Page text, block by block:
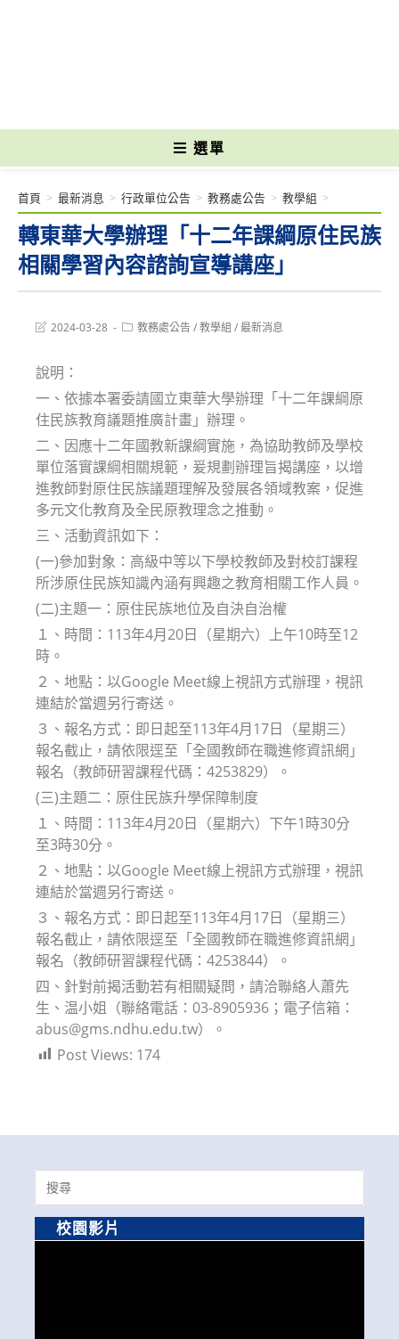
選單
轉東華大學辦理「十二年課綱原住民族
相關學習內容諮詢宣導講座」
首頁 > 最新消息 > 行政單位公告 > 教務處公告 > 教學組 >
Post2024-03-28
Post教務處公告/教學組 /最新消息
說明：
一、依據本署委請國立東華大學辦理「十二年課綱原
住民族教育議題推廣計畫」辦理。
二、因應十二年國教新課綱實施，為協助教師及學校
單位落實課綱相關規範，爰規劃辦理旨揭講座，以增
進教師對原住民族議題理解及發展各領域教案，促進
多元文化教育及全民原教理念之推動。
三、活動資訊如下：
(一)參加對象：高級中等以下學校教師及對校訂課程
所涉原住民族知識內涵有興趣之教育相關工作人員。
(二)主題一：原住民族地位及自決自治權
１、時間：113年4月20日（星期六）上午10時至12
時。
２、地點：以Google Meet線上視訊方式辦理，視訊
連結於當週另行寄送。
３、報名方式：即日起至113年4月17日（星期三）
報名截止，請依限逕至「全國教師在職進修資訊網」
報名（教師研習課程代碼：4253829）。
(三)主題二：原住民族升學保障制度
１、時間：113年4月20日（星期六）下午1時30分
至3時30分。
２、地點：以Google Meet線上視訊方式辦理，視訊
連結於當週另行寄送。
３、報名方式：即日起至113年4月17日（星期三）
報名截止，請依限逕至「全國教師在職進修資訊網」
報名（教師研習課程代碼：4253844）。
四、針對前揭活動若有相關疑問，請洽聯絡人蕭先
生、温小姐（聯絡電話：03-8905936；電子信箱：
abus@gms.ndhu.edu.tw）。
Post Views: 174
Search
for:
校園影片